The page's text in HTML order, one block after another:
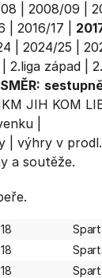
2008/09
2016/17
2024/25
2.liga západ|
SMĚR:
JIH KOM
|
| výhry v prodl.
a soutěže.